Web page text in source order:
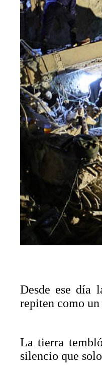
Desde ese día
repiten como
La tierra
silencio que